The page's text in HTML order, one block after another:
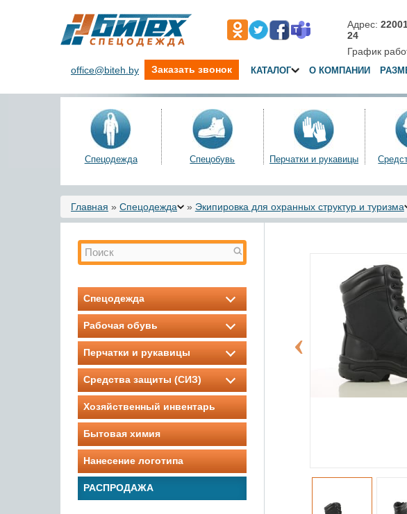
Адрес:
24
График
office@biteh.by Заказать звонок КАТАЛОГ О КОМПАНИИ
Спецодежда Спецобувь Перчатки и рукавицы
Вы здесь
Главная » Спецодежда » Экипировка для охранных структур и туризма
Форма поиска
Поиск
Спецодежда
Рабочая обувь
Перчатки и рукавицы
Средства защиты (СИЗ)
Хозяйственный инвентарь
Бытовая химия
Нанесение логотипа
РАСПРОДАЖА